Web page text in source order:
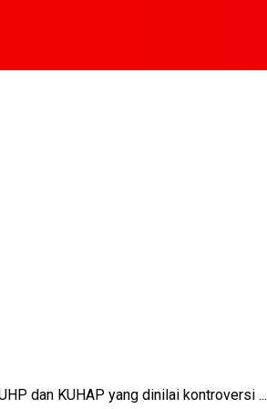
dan KUHAP yang dinilai kontroversi ...